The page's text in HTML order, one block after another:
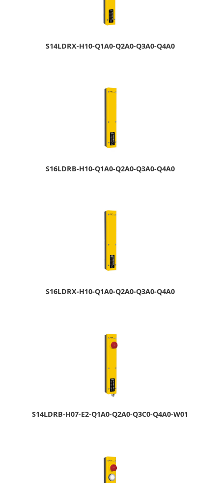
S14LDRX-H10-Q1A0-Q2A0-Q3A0-Q4A0
S16LDRB-H10-Q1A0-Q2A0-Q3A0-Q4A0
S16LDRX-H10-Q1A0-Q2A0-Q3A0-Q4A0
S14LDRB-H07-E2-Q1A0-Q2A0-Q3C0-Q4A0-W01